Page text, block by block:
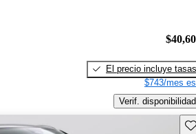
El precio incluye tasas
$743/mes
Verif. disponibilidad